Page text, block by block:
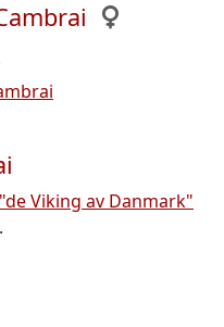
Viking av Danmark"
.